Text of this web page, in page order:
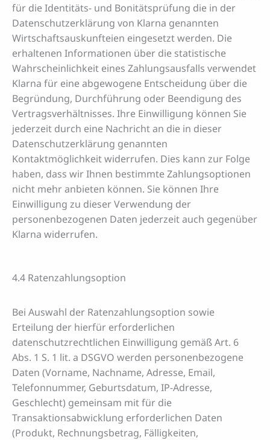
für die Identitäts- und Bonitätsprüfung die in der
Datenschutzerklärung von Klarna genannten
Wirtschaftsauskunfteien eingesetzt werden. Die
erhaltenen Informationen über die statistische
Wahrscheinlichkeit eines Zahlungsausfalls verwendet
Klarna für eine abgewogene Entscheidung über die
Begründung, Durchführung oder Beendigung des
Vertragsverhältnisses. Ihre Einwilligung können Sie
jederzeit durch eine Nachricht an die in dieser
Datenschutzerklärung genannten
Kontaktmöglichkeit widerrufen. Dies kann zur Folge
haben, dass wir Ihnen bestimmte Zahlungsoptionen
nicht mehr anbieten können. Sie können Ihre
Einwilligung zu dieser Verwendung der
personenbezogenen Daten jederzeit auch gegenüber
Klarna widerrufen.
4.4 Ratenzahlungsoption
Bei Auswahl der Ratenzahlungsoption sowie
Erteilung der hierfür erforderlichen
datenschutzrechtlichen Einwilligung gemäß Art. 6
Abs. 1 S. 1 lit. a DSGVO werden personenbezogene
Daten (Vorname, Nachname, Adresse, Email,
Telefonnummer, Geburtsdatum, IP-Adresse,
Geschlecht) gemeinsam mit für die
Transaktionsabwicklung erforderlichen Daten
(Produkt, Rechnungsbetrag, Fälligkeiten,